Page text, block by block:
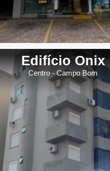
Edifício Onix
Centro - Campo Bom